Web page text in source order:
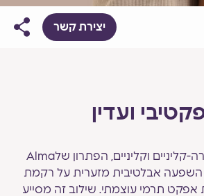
יצירת קשר
ועדין
מגובה בנתונים פרה-קליניים וקליניים, הפתרון שלAlma
השפעה אבלטיבית מזערית על רקמת
אפקט תרמי עוצמתי. שילוב זה מסייע